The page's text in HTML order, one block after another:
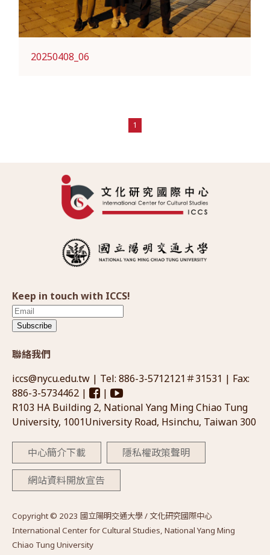
20250408_06
1
Keep in touch with ICCS!
Subscribe
聯絡我們
iccs@nycu.edu.tw | Tel: 886-3-5712121＃31531 | Fax:
886-3-5734462 |
|
R103 HA Building 2, National Yang Ming Chiao Tung
University, 1001University Road, Hsinchu, Taiwan 300
中心簡介下載 隱私權政策聲明
網站資料開放宣告
Copyright © 2023 國立陽明交通大學 / 文化研究國際中心
International Center for Cultural Studies, National Yang Ming
Chiao Tung University